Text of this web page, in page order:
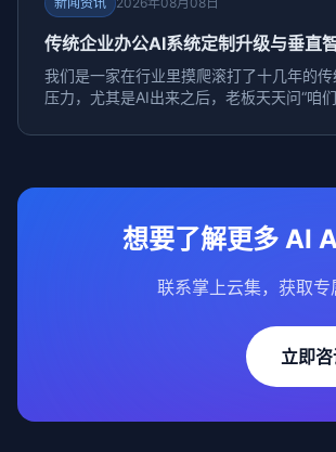
传统企业办公AI系统定制升级与垂直
我们是一家在行业里摸爬滚打了十几年的
压力，尤其是AI出来之后，老板天天问“咱
想要了解更多 AI
联系掌上云集，获取
立即